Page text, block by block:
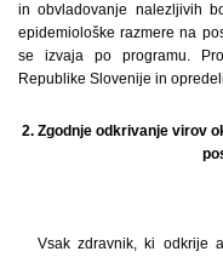
in obvladovanje nalezljivih
epidemiološke razmere na
se izvaja po programu.
Republike Slovenije in
2. Zgodnje odkrivanje virov
Vsak zdravnik, ki odkrije